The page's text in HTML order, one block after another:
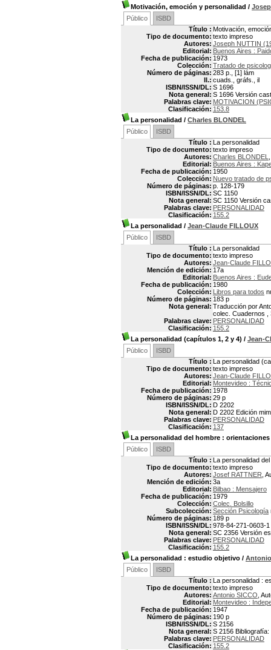
Motivación, emoción y personalidad /
Público
ISBD
Título : Motivación,
Tipo de documento: texto impreso
Autores: Joseph NUTTIN
Editorial: Buenos Aires :
Fecha de publicación: 1973
Colección: Tratado de
Número de páginas: 283 p., [1] lám
Il.: cuads., gráfs., il
ISBN/ISSN/DL: S 1696
Nota general: S 1696 Versión
Palabras clave: MOTIVACION
Clasificación: 153.8
La personalidad / Charles BLONDEL
Público
ISBD
Título : La personalidad
Tipo de documento: texto impreso
Autores: Charles BLONDEL
Editorial: Buenos Aires :
Fecha de publicación: 1950
Colección: Nuevo tratado de
Número de páginas: p. 128-179
ISBN/ISSN/DL: SC 1150
Nota general: SC 1150 Versión
Palabras clave: PERSONALIDAD
Clasificación: 155.2
La personalidad / Jean-Claude FILLOUX
Público
ISBD
Título : La personalidad
Tipo de documento: texto impreso
Autores: Jean-Claude
Mención de edición: 17a
Editorial: Buenos Aires :
Fecha de publicación: 1980
Colección: Libros para todos
Número de páginas: 183 p
Nota general: Traducción por
colec. Cuadernos ,
Palabras clave: PERSONALIDAD
Clasificación: 155.2
La personalidad (capítulos 1, 2 y 4) / Jean-
Público
ISBD
Título : La personalidad
Tipo de documento: texto impreso
Autores: Jean-Claude
Editorial: Montevideo :
Fecha de publicación: 1978
Número de páginas: 29 p
ISBN/ISSN/DL: D 2202
Nota general: D 2202 Edición
Palabras clave: PERSONALIDAD
Clasificación: 137
La personalidad del hombre :
Público
ISBD
Título : La personalidad
Tipo de documento: texto impreso
Autores: Josef RATTNER ,
Mención de edición: 3a
Editorial: Bilbao : Mensajero
Fecha de publicación: 1979
Colección: Colec. Bolsillo
Subcolección: Sección Psicología
Número de páginas: 189 p
ISBN/ISSN/DL: 978-84-271-0603-1
Nota general: SC 2356 Versión
Palabras clave: PERSONALIDAD
Clasificación: 155.2
La personalidad : estudio objetivo /
Público
ISBD
Título : La personalidad :
Tipo de documento: texto impreso
Autores: Antonio SICCO ,
Editorial: Montevideo :
Fecha de publicación: 1947
Número de páginas: 190 p
ISBN/ISSN/DL: S 2156
Nota general: S 2156
Palabras clave: PERSONALIDAD
Clasificación: 155.2